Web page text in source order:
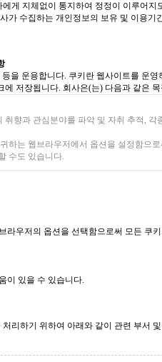
게 지체없이 통지하여 정정이 이루어지
가 수집하는 개인정보의 보유 및 이용기
을 운용합니다. 쿠키란 웹사이트를 운
저장됩니다. 회사은(는) 다음과 같은
향과 관심분야를 파악 및 자취 추적, 각
하는 웹브라우저에서 옵션을 설정함으
수도 있습니다.
우저의 옵션을 선택함으로써 모든 쿠
이 있을 수 있습니다.
리하기 위하여 아래와 같이 관련 부서